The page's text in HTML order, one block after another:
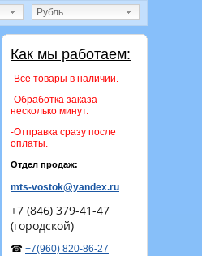
Рубль
Как мы работаем:
-Все товары в наличии.
-Обработка заказа
несколько минут.
-Отправка сразу после
оплаты.
Отдел продаж:
mts-vostok@yandex.ru
+7 (846) 379-41-47
(городской)
☎ +7(960) 820-86-27